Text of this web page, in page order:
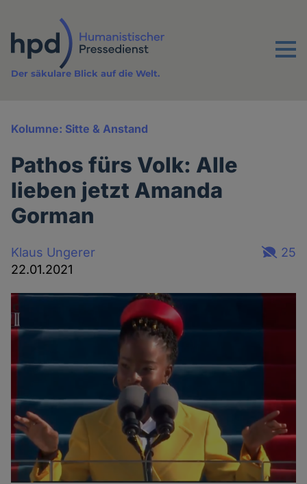
Inhalt
Menu
Der säkulare Blick auf die Welt.
Kolumne: Sitte & Anstand
Pathos fürs Volk: Alle
lieben jetzt Amanda
Gorman
Klaus Ungerer
22.01.2021
25